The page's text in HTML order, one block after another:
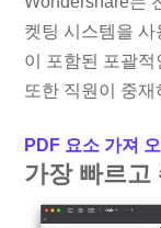
켓팅 시스템을 사
이 포함된 포괄
또한 직원이 중
PDF 요소 가져 오
가장 빠르